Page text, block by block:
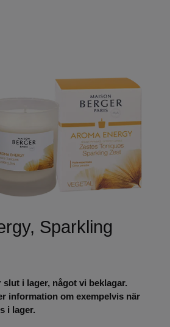
Sparkling
i lager, något vi beklagar.
information om exempelvis när
i lager.